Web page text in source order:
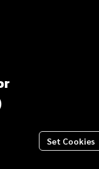
Set Cookies